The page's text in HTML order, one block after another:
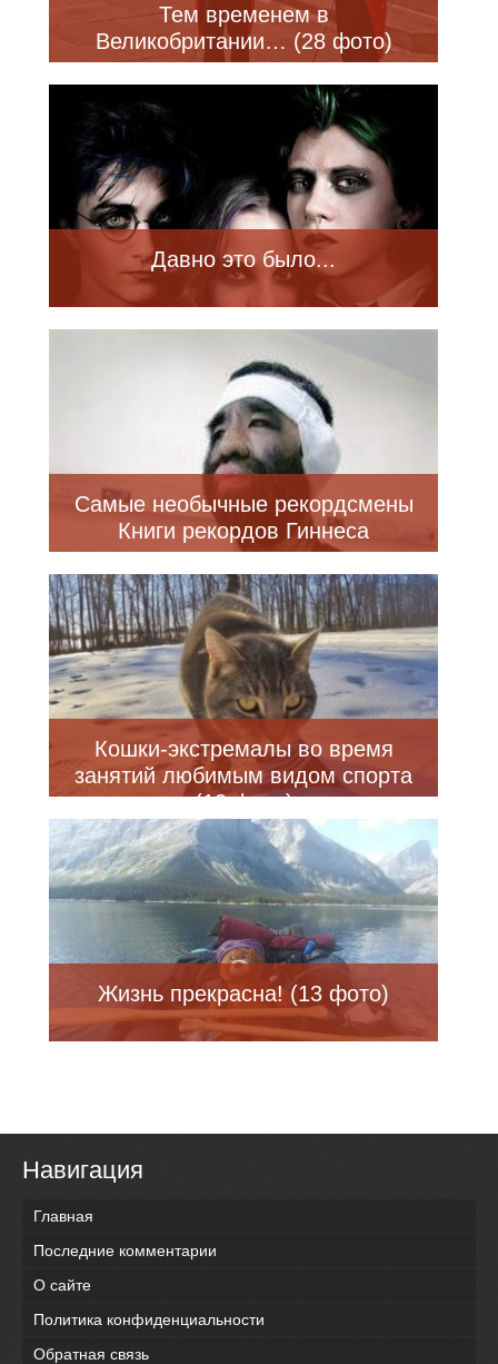
Тем временем в
Великобритании… (28 фото)
Давно это было...
Самые необычные рекордсмены
Книги рекордов Гиннеса
Кошки-экстремалы во время
занятий любимым видом спорта
(10 фото)
Жизнь прекрасна! (13 фото)
Навигация
Главная
Последние комментарии
О сайте
Политика конфиденциальности
Обратная связь